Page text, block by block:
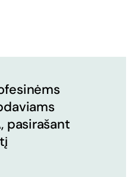
pasirašant